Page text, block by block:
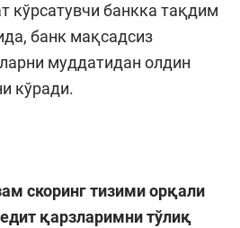
кўрсатувчи банкка тақдим
банк мақсадсиз
муддатидан олдин
кўради.
скоринг тизими орқали
қарзларимни тўлиқ